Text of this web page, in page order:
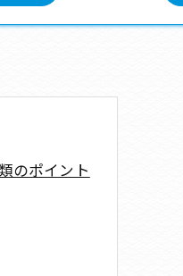
のポイント
イント